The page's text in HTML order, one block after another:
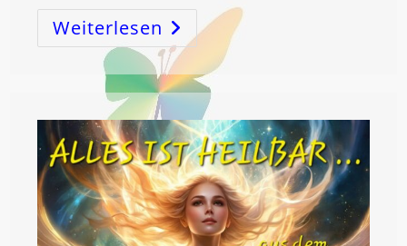
Weiterlesen HERZ
LICHT
LIEBE
–
ENTFALTUNG!